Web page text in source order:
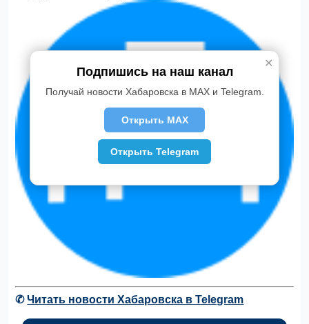
✆Читать новости Хабаровска в Telegram
✕
Подпишись на наш канал
Получай новости Хабаровска в MAX и Telegram.
Открыть MAX
Открыть Telegram